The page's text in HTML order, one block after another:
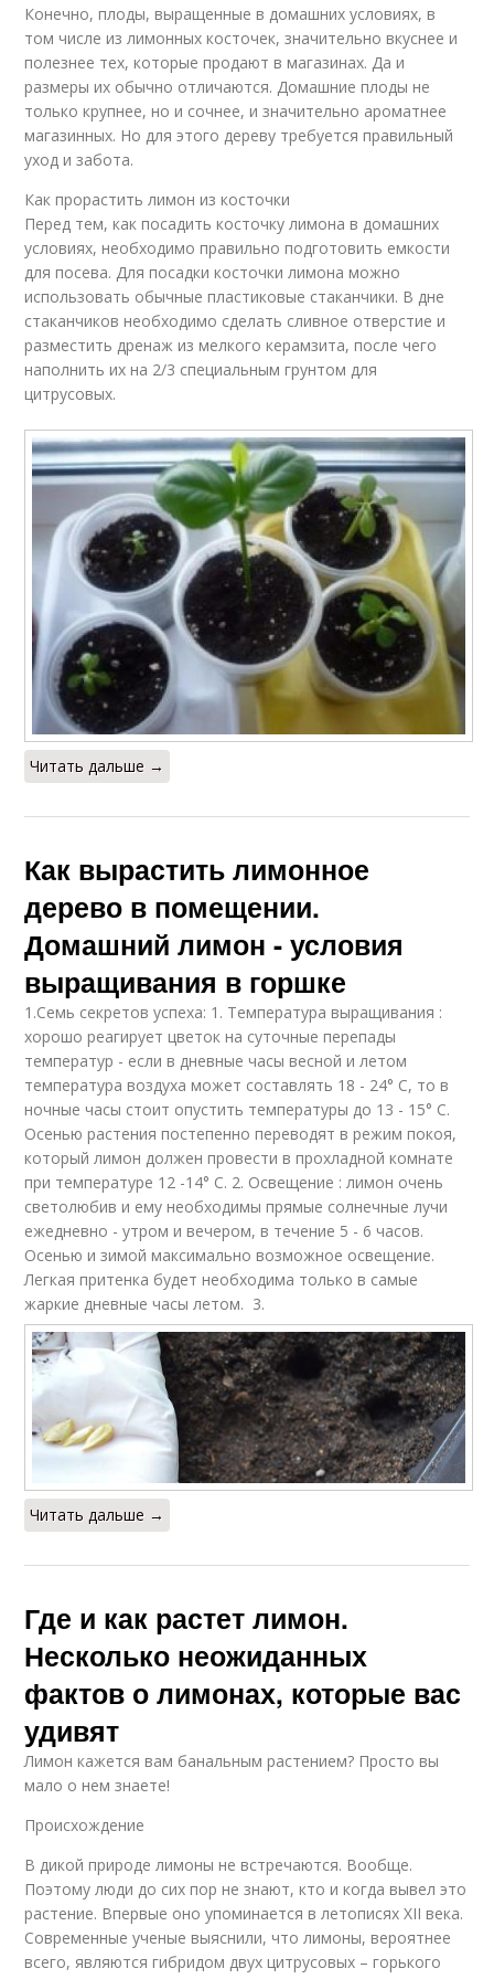
Конечно, плоды, выращенные в домашних условиях, в
том числе из лимонных косточек, значительно вкуснее и
полезнее тех, которые продают в магазинах. Да и
размеры их обычно отличаются. Домашние плоды не
только крупнее, но и сочнее, и значительно ароматнее
магазинных. Но для этого дереву требуется правильный
уход и забота.
Как прорастить лимон из косточки
Перед тем, как посадить косточку лимона в домашних
условиях, необходимо правильно подготовить емкости
для посева. Для посадки косточки лимона можно
использовать обычные пластиковые стаканчики. В дне
стаканчиков необходимо сделать сливное отверстие и
разместить дренаж из мелкого керамзита, после чего
наполнить их на 2/3 специальным грунтом для
цитрусовых.
Читать дальше →
Как вырастить лимонное
дерево в помещении.
Домашний лимон - условия
выращивания в горшке
1.Семь секретов успеха: 1. Температура выращивания :
хорошо реагирует цветок на суточные перепады
температур - если в дневные часы весной и летом
температура воздуха может составлять 18 - 24° С, то в
ночные часы стоит опустить температуры до 13 - 15° С.
Осенью растения постепенно переводят в режим покоя,
который лимон должен провести в прохладной комнате
при температуре 12 -14° С. 2. Освещение : лимон очень
светолюбив и ему необходимы прямые солнечные лучи
ежедневно - утром и вечером, в течение 5 - 6 часов.
Осенью и зимой максимально возможное освещение.
Легкая притенка будет необходима только в самые
жаркие дневные часы летом. 3.
Читать дальше →
Где и как растет лимон.
Несколько неожиданных
фактов о лимонах, которые вас
удивят
Лимон кажется вам банальным растением? Просто вы
мало о нем знаете!
Происхождение
В дикой природе лимоны не встречаются. Вообще.
Поэтому люди до сих пор не знают, кто и когда вывел это
растение. Впервые оно упоминается в летописях XII века.
Современные ученые выяснили, что лимоны, вероятнее
всего, являются гибридом двух цитрусовых – горького